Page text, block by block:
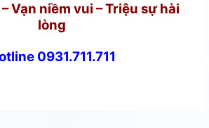
Vạn niềm vui – Triệu sự hài
lòng
0931.711.711